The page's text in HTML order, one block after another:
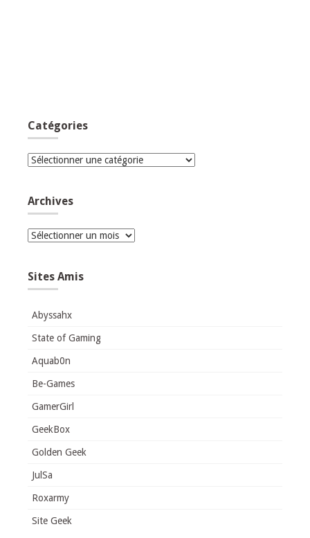
Catégories
Catégories
Archives
Archives
Sites Amis
Abyssahx
State of Gaming
Aquab0n
Be-Games
GamerGirl
GeekBox
Golden Geek
JulSa
Roxarmy
Site Geek